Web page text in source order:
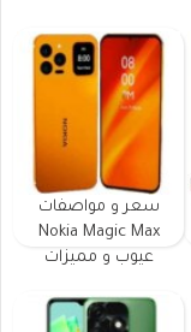
سعر و مواصفات
Nokia Magic Max
عيوب و مميزات